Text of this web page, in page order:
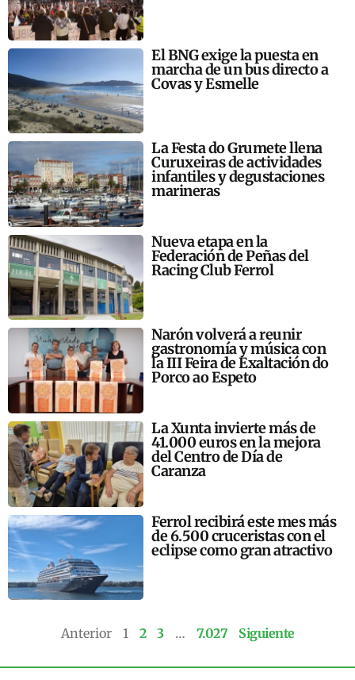
El BNG exige la puesta en
marcha de un bus directo a
Covas y Esmelle
La Festa do Grumete llena
Curuxeiras de actividades
infantiles y degustaciones
marineras
Nueva etapa en la
Federación de Peñas del
Racing Club Ferrol
Narón volverá a reunir
gastronomía y música con
la III Feira de Exaltación do
Porco ao Espeto
La Xunta invierte más de
41.000 euros en la mejora
del Centro de Día de
Caranza
Ferrol recibirá este mes más
de 6.500 cruceristas con el
eclipse como gran atractivo
Anterior 1 2 3 … 7.027 Siguiente